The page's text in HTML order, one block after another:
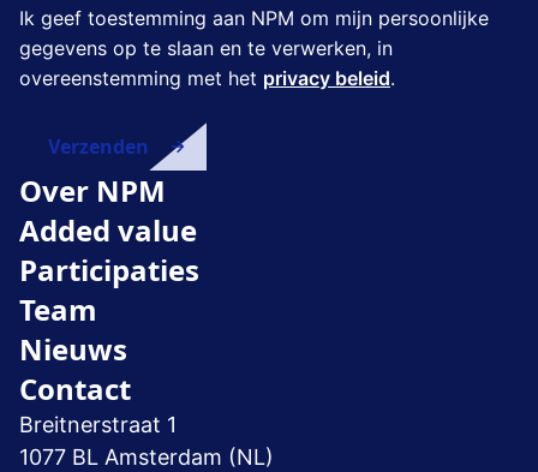
Ik geef toestemming aan NPM om mijn persoonlijke
gegevens op te slaan en te verwerken, in
overeenstemming met het privacy beleid.
Over NPM
Added value
Participaties
Team
Nieuws
Contact
Breitnerstraat 1
1077 BL Amsterdam (NL)